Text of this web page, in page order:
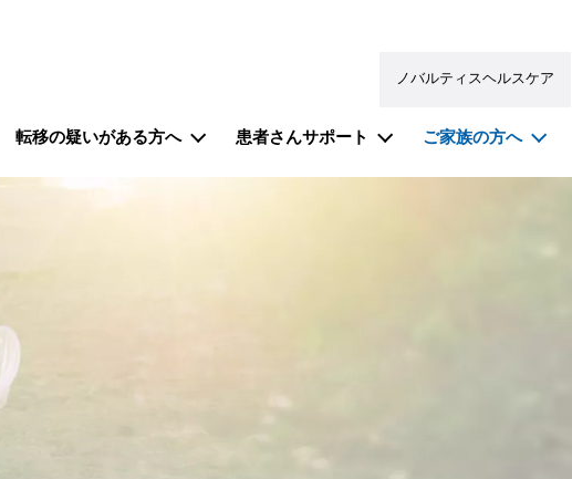
ノバルティスヘルスケア
転移の疑いがある方へ 患者さんサポート ご家族の方へ